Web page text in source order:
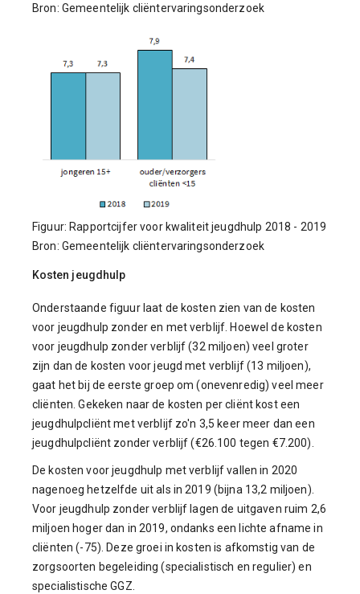
Bron: Gemeentelijk cliëntervaringsonderzoek
Figuur: Rapportcijfer voor kwaliteit jeugdhulp 2018 - 2019
Bron: Gemeentelijk cliëntervaringsonderzoek
Kosten jeugdhulp
Onderstaande figuur laat de kosten zien van de kosten
voor jeugdhulp zonder en met verblijf. Hoewel de kosten
voor jeugdhulp zonder verblijf (32 miljoen) veel groter
zijn dan de kosten voor jeugd met verblijf (13 miljoen),
gaat het bij de eerste groep om (onevenredig) veel meer
cliënten. Gekeken naar de kosten per cliënt kost een
jeugdhulpcliënt met verblijf zo'n 3,5 keer meer dan een
jeugdhulpcliënt zonder verblijf (€26.100 tegen €7.200).
De kosten voor jeugdhulp met verblijf vallen in 2020
nagenoeg hetzelfde uit als in 2019 (bijna 13,2 miljoen).
Voor jeugdhulp zonder verblijf lagen de uitgaven ruim 2,6
miljoen hoger dan in 2019, ondanks een lichte afname in
cliënten (-75). Deze groei in kosten is afkomstig van de
zorgsoorten begeleiding (specialistisch en regulier) en
specialistische GGZ.